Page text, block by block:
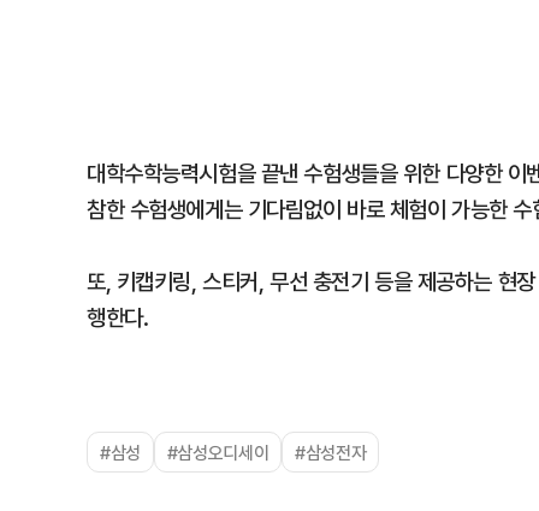
대학수학능력시험을 끝낸 수험생들을 위한 다양한
참한 수험생에게는 기다림없이 바로 체험이 가능한
또, 키캡키링, 스티커, 무선 충전기 등을 제공하는 현
행한다.
#삼성 #삼성오디세이 #삼성전자